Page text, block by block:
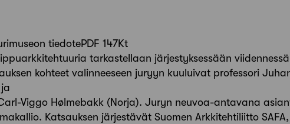
tiedotePDF 147Kt
tarkastellaan järjestyksessään
kohteet valinneeseen juryyn kuuluivat professori
Viggo Hølmebakk (Norja). Juryn neuvoa-antavana
Katsauksen järjestävät Suomen Arkkitehtiliitto